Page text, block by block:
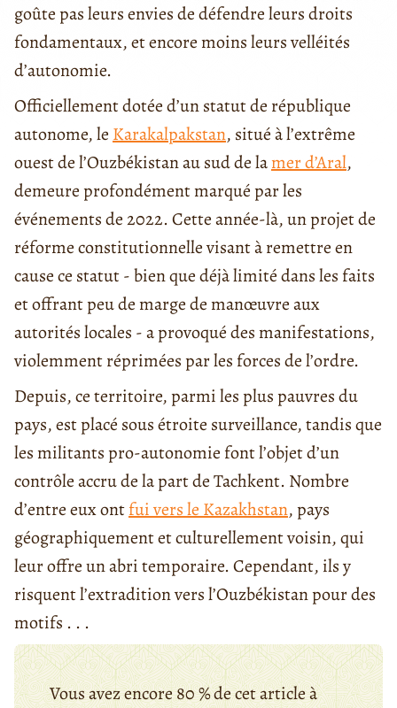
goûte pas leurs envies de défendre leurs droits
fondamentaux, et encore moins leurs velléités
d’autonomie.
Officiellement dotée d’un statut de république
autonome, le Karakalpakstan, situé à l’extrême
ouest de l’Ouzbékistan au sud de lamer d’Aral,
demeure profondément marqué par les
événements de 2022. Cette année-là, un projet de
réforme constitutionnelle visant à remettre en
cause ce statut - bien que déjà limité dans les faits
et offrant peu de marge de manœuvre aux
autorités locales - a provoqué des manifestations,
violemment réprimées par les forces de l’ordre.
Depuis, ce territoire, parmi les plus pauvres du
pays, est placé sous étroite surveillance, tandis que
les militants pro-autonomie font l’objet d’un
contrôle accru de la part de Tachkent. Nombre
d’entre eux ontfui vers le Kazakhstan, pays
géographiquement et culturellement voisin, qui
leur offre un abri temporaire. Cependant, ils y
risquent l’extradition vers l’Ouzbékistan pour des
motifs . . .
Vous avez encore 80 % de cet article à